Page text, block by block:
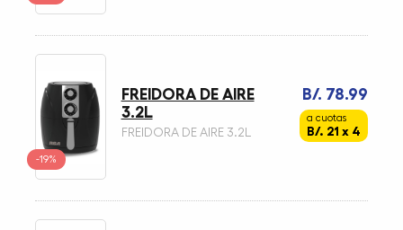
-19%
B/. 78.99
a cuotas
B/. 21 x 4
FREIDORA DE AIRE
3.2L
FREIDORA DE AIRE 3.2L